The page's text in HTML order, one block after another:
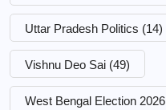
Uttar Pradesh Politics (14)
Vishnu Deo Sai (49)
West Bengal Election 2026